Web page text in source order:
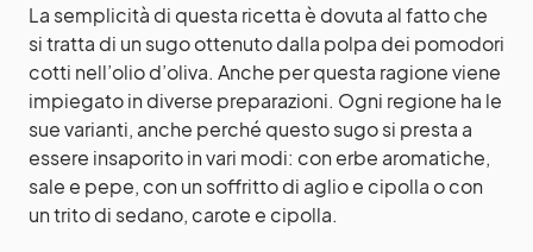
La semplicità di questa ricetta è dovuta al fatto che
si tratta di un sugo ottenuto dalla polpa dei pomodori
cotti nell’olio d’oliva. Anche per questa ragione viene
impiegato in diverse preparazioni. Ogni regione ha le
sue varianti, anche perché questo sugo si presta a
essere insaporito in vari modi: con erbe aromatiche,
sale e pepe, con un soffritto di aglio e cipolla o con
un trito di sedano, carote e cipolla.